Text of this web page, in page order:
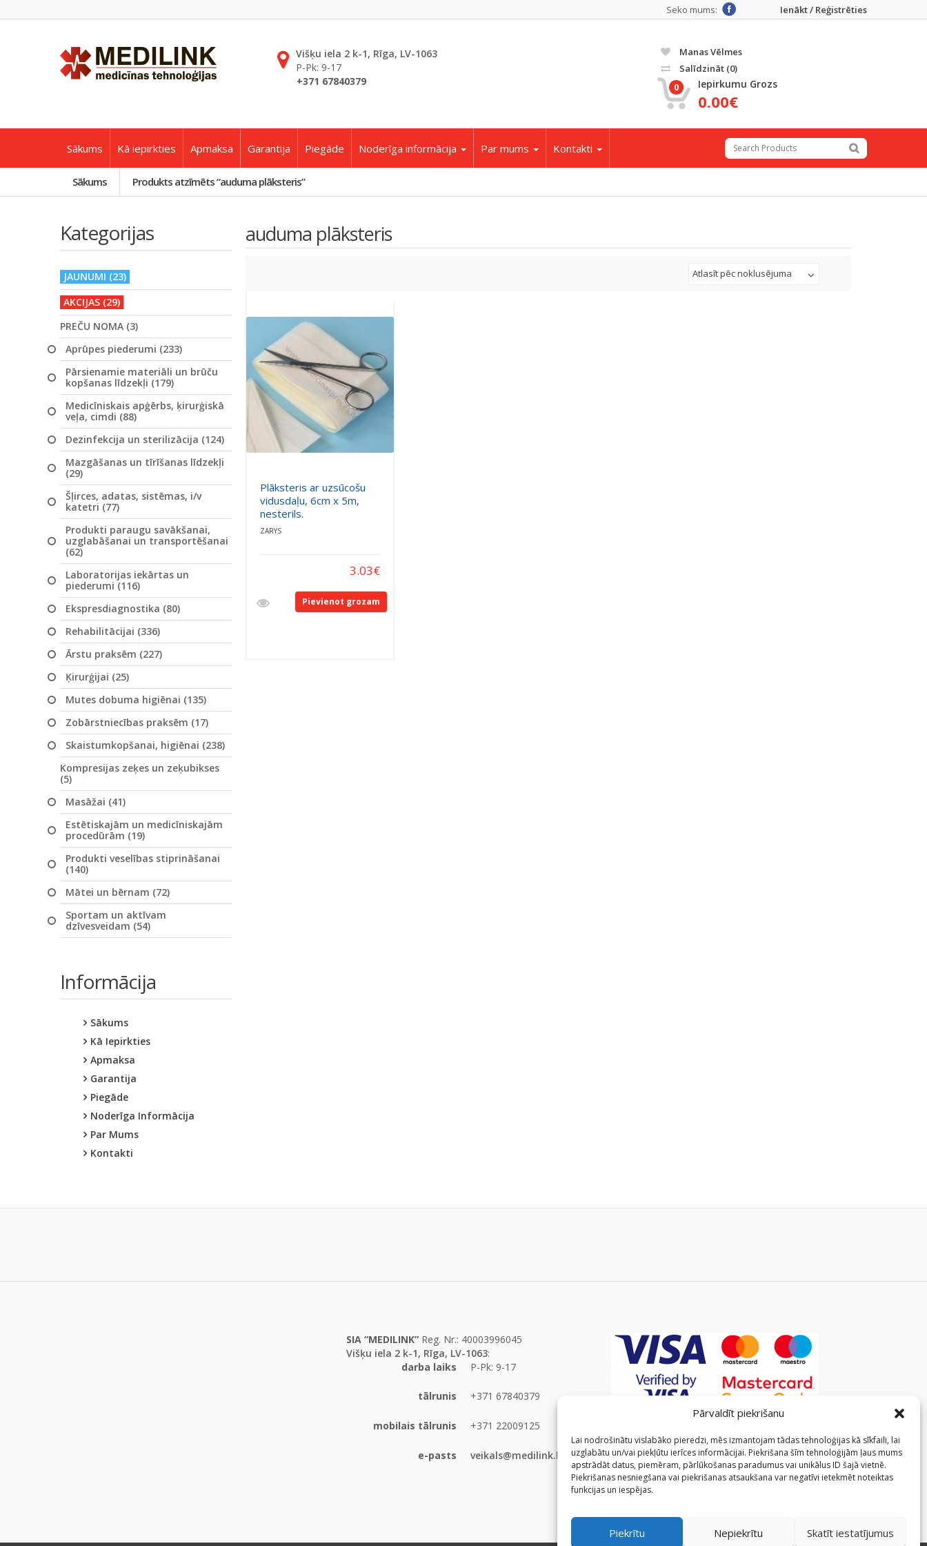
Pārvaldīt piekrišanu
Lai nodrošinātu vislabāko pieredzi, mēs izmantojam tādas tehnoloģijas kā sīkfaili, lai
uzglabātu un/vai piekļūtu ierīces informācijai. Piekrišana šīm tehnoloģijām ļaus mums
apstrādāt datus, piemēram, pārlūkošanas paradumus vai unikālus ID šajā vietnē.
Piekrišanas nesniegšana vai piekrišanas atsaukšana var negatīvi ietekmēt noteiktas
funkcijas un iespējas.
Piekrītu Nepiekrītu Skatīt iestatījumus
Ienākt / Reģistrēties
Seko mums:
Višķu iela 2 k-1, Rīga, LV-1063
P-Pk: 9-17
+371 67840379
Manas Vēlmes
Salīdzināt (0)
0 Iepirkumu Grozs
0.00€
Sākums Kā iepirkties Apmaksa Garantija Piegāde Noderīga informācija Par mums Kontakti
Sākums Produkts atzīmēts “auduma plāksteris”
Kategorijas
JAUNUMI (23)
AKCIJAS (29)
PREČU NOMA (3)
Aprūpes piederumi (233)
Pārsienamie materiāli un brūču
kopšanas līdzekļi (179)
Medicīniskais apģērbs, ķirurģiskā
veļa, cimdi (88)
Dezinfekcija un sterilizācija (124)
Mazgāšanas un tīrīšanas līdzekļi
(29)
Šļirces, adatas, sistēmas, i/v
katetri (77)
Produkti paraugu savākšanai,
uzglabāšanai un transportēšanai
(62)
Laboratorijas iekārtas un
piederumi (116)
Ekspresdiagnostika (80)
Rehabilitācijai (336)
Ārstu praksēm (227)
Ķirurģijai (25)
Mutes dobuma higiēnai (135)
Zobārstniecības praksēm (17)
Skaistumkopšanai, higiēnai (238)
Kompresijas zeķes un zeķubikses
(5)
Masāžai (41)
Estētiskajām un medicīniskajām
procedūrām (19)
Produkti veselības stiprināšanai
(140)
Mātei un bērnam (72)
Sportam un aktīvam
dzīvesveidam (54)
Informācija
Sākums
Kā Iepirkties
Apmaksa
Garantija
Piegāde
Noderīga Informācija
Par Mums
Kontakti
auduma plāksteris
Atlasīt pēc noklusējuma
Plāksteris ar uzsūcošu
vidusdaļu, 6cm x 5m,
nesterils.
ZARYS
3.03€
Pievienot grozam
SIA “MEDILINK” Reg. Nr.: 40003996045
Višķu iela 2 k-1, Rīga, LV-1063:
darba laiks
P-Pk: 9-17
tālrunis +371 67840379
mobilais tālrunis +371 22009125
e-pasts veikals@medilink.lv